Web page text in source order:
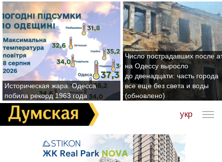
Историческая жара: Одесса
побила рекорд 1963 года
Число пострадавших после
на Одессу выросло
до двенадцати: часть города
все еще без света и воды
(обновлено)
укр